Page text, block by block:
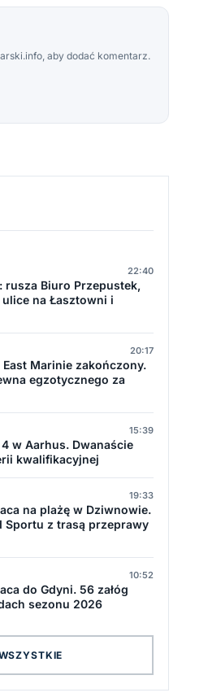
aby dodać komentarz.
22:40
rusza Biuro Przepustek,
na Łasztowni i
20:17
Marinie zakończony.
egzotycznego za
15:39
w Aarhus. Dwanaście
kwalifikacyjnej
19:33
na plażę w Dziwnowie.
Sportu z trasą przeprawy
10:52
do Gdyni. 56 załóg
sezonu 2026